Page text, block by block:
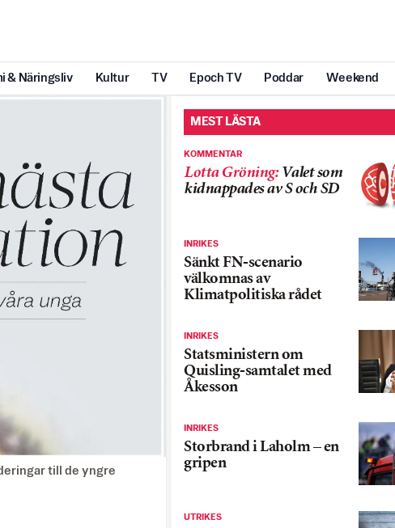
& Näringsliv Kultur TV Epoch TV Poddar Weekend
till de yngre
MEST LÄSTA
KOMMENTAR
Lotta Gröning: Valet som
kidnappades av S och SD
INRIKES
Sänkt FN-scenario
välkomnas av
Klimatpolitiska rådet
INRIKES
Statsministern om
Quisling-samtalet med
Åkesson
INRIKES
Storbrand i Laholm – en
gripen
UTRIKES